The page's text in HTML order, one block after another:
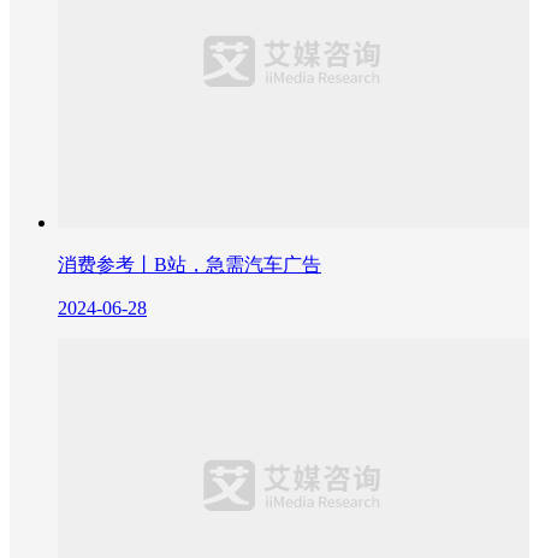
消费参考丨B站，急需汽车广告
2024-06-28